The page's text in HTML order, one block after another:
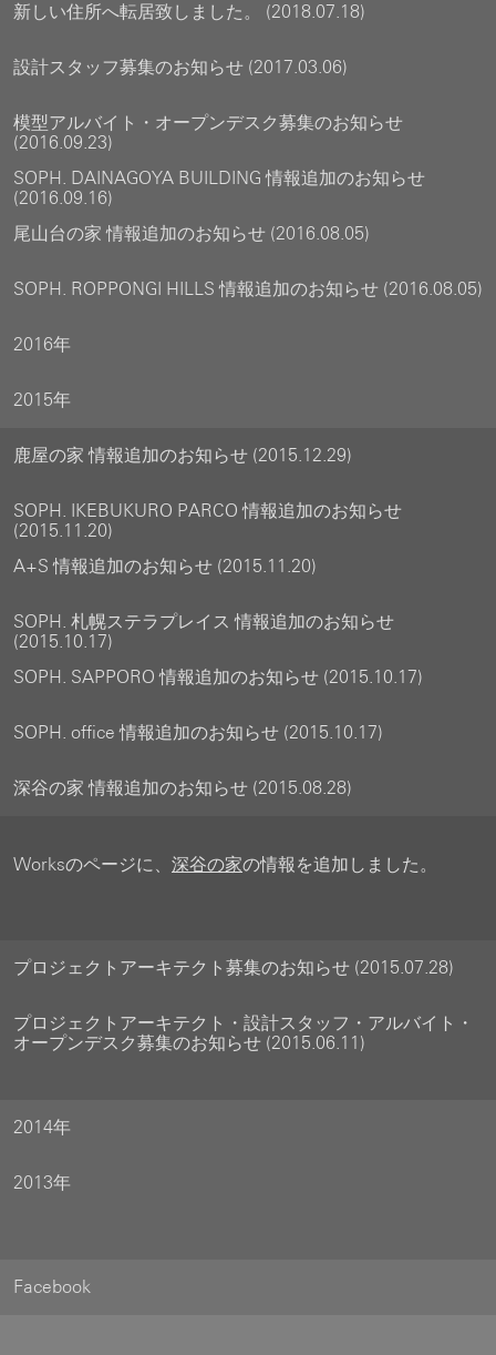
新しい住所へ転居致しました。 (2018.07.18)
設計スタッフ募集のお知らせ (2017.03.06)
模型アルバイト・オープンデスク募集のお知らせ
(2016.09.23)
SOPH. DAINAGOYA BUILDING 情報追加のお知らせ
(2016.09.16)
尾山台の家 情報追加のお知らせ (2016.08.05)
SOPH. ROPPONGI HILLS 情報追加のお知らせ (2016.08.05)
2016年
2015年
鹿屋の家 情報追加のお知らせ (2015.12.29)
SOPH. IKEBUKURO PARCO 情報追加のお知らせ
(2015.11.20)
A+S 情報追加のお知らせ (2015.11.20)
SOPH. 札幌ステラプレイス 情報追加のお知らせ
(2015.10.17)
SOPH. SAPPORO 情報追加のお知らせ (2015.10.17)
SOPH. office 情報追加のお知らせ (2015.10.17)
深谷の家 情報追加のお知らせ (2015.08.28)
Worksのページに、 深谷の家の情報を追加しました。
プロジェクトアーキテクト募集のお知らせ (2015.07.28)
プロジェクトアーキテクト・設計スタッフ・アルバイト・
オープンデスク募集のお知らせ (2015.06.11)
2014年
2013年
Facebook